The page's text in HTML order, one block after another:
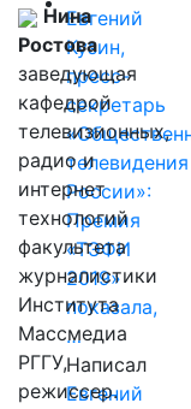
Евгений
Кузин,
пресс-
секретарь
телевидения
России»:
Премия
«ТЭФИ
2019»
показала,
…
Написал
Евгений
Нина
Ростова
заведующая
кафедрой
телевизионных,
радио и
интернет
технологий
факультета
журналистики
Института
Массмедиа
РГГУ,
режиссер.